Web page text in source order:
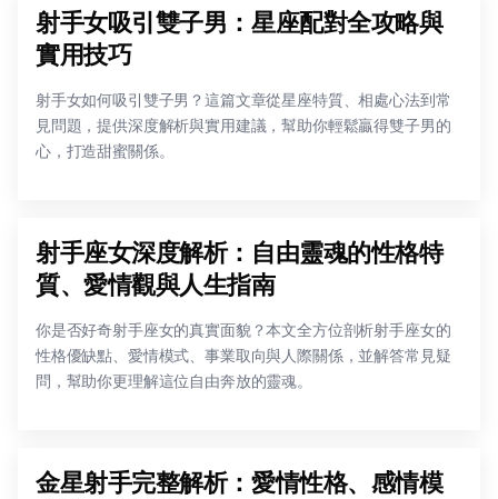
射手女吸引雙子男：星座配對全攻略與
實用技巧
射手女如何吸引雙子男？這篇文章從星座特質、相處心法到常
見問題，提供深度解析與實用建議，幫助你輕鬆贏得雙子男的
心，打造甜蜜關係。
射手座女深度解析：自由靈魂的性格特
質、愛情觀與人生指南
你是否好奇射手座女的真實面貌？本文全方位剖析射手座女的
性格優缺點、愛情模式、事業取向與人際關係，並解答常見疑
問，幫助你更理解這位自由奔放的靈魂。
金星射手完整解析：愛情性格、感情模